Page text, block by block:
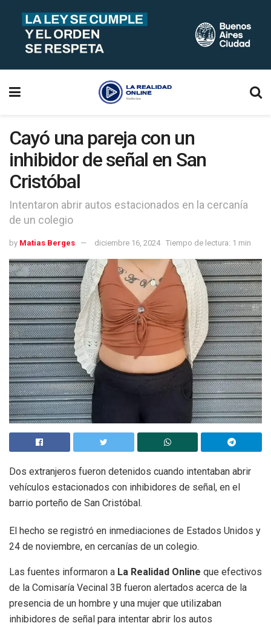
Cayó una pareja con un
inhibidor de señal en San
Cristóbal
Intentaron abrir autos estacionados en la cercanía
de un colegio
by Matias Berges diciembre 16, 2024 Tiempo de lectura: 1 min
Dos extranjeros fueron detenidos cuando intentaban abrir
vehículos estacionados con inhibidores de señal, en el
barrio porteño de San Cristóbal.
El hecho se registró en inmediaciones de Estados Unidos y
24 de noviembre, en cercanías de un colegio.
Las fuentes informaron a La Realidad Online que efectivos
de la Comisaría Vecinal 3B fueron alertados acerca de la
presencia de un hombre y una mujer que utilizaban
inhibidores de señal para intentar abrir los autos